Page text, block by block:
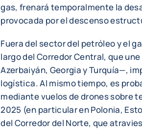
gas, frenará temporalmente la
provocada por el descenso
Fuera del sector del petróleo y el
largo del Corredor Central, que
Azerbaiyán, Georgia y Turquía—,
logística. Al mismo tiempo, es
mediante vuelos de drones sobre
2025 (en particular en Polonia,
del Corredor del Norte, que